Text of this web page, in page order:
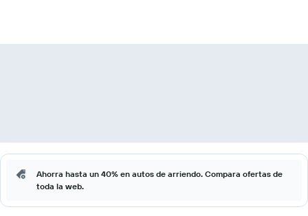
Ahorra hasta un 40% en autos de arriendo. Compara ofertas de
toda la web.